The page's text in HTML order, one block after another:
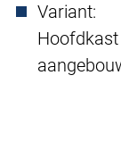
Variant: